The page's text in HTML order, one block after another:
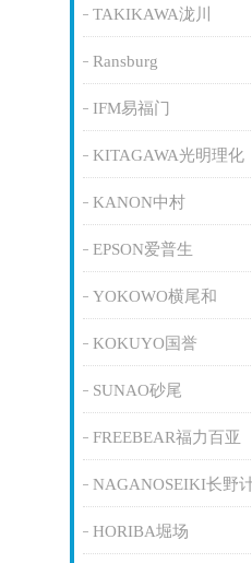
TAKIKAWA泷川
Ransburg
IFM易福门
KITAGAWA光明理化
KANON中村
EPSON爱普生
YOKOWO横尾和
KOKUYO国誉
SUNAO砂尾
FREEBEAR福力百亚
NAGANOSEIKI长野
HORIBA堀场